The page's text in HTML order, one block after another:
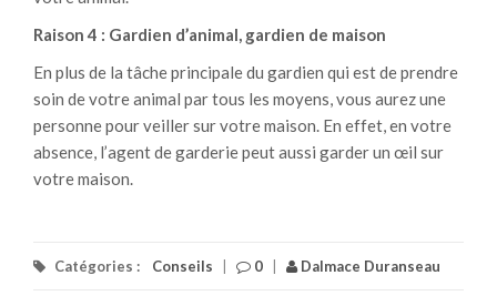
Raison 4 : Gardien d’animal, gardien de maison
En plus de la tâche principale du gardien qui est de prendre
soin de votre animal par tous les moyens, vous aurez une
personne pour veiller sur votre maison. En effet, en votre
absence, l’agent de garderie peut aussi garder un œil sur
votre maison.
Catégories : Conseils 0 Dalmace Duranseau